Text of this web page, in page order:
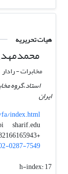
هیات تحریریه
مخابرات - رادار
استاد،گروه
ایران
index.html
nayebi
sharif.edu
+982166165943
0287-7549
h-index:17